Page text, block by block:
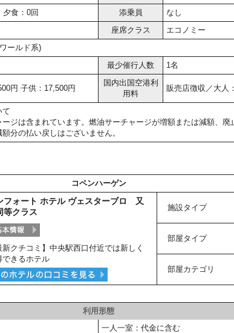
食：0回 添乗員
なし
座席クラス
エコノミー
ールド系)
最少催行人数 1名
円 子供：17,500円
国内出国空港利
用料
販売店徴収／大人
て
ジは含まれています。燃油サーチャージが増額または減額、廃
分の払い戻しはございません。
コペンハーゲン
フォート ホテル ヴェスターブロ 又
等クラス
新クチコミ】中央駅西口付近では新しく
できるホテル
施設タイプ
部屋タイプ
部屋カテゴリ
利用形態
一人一室：代金に含む